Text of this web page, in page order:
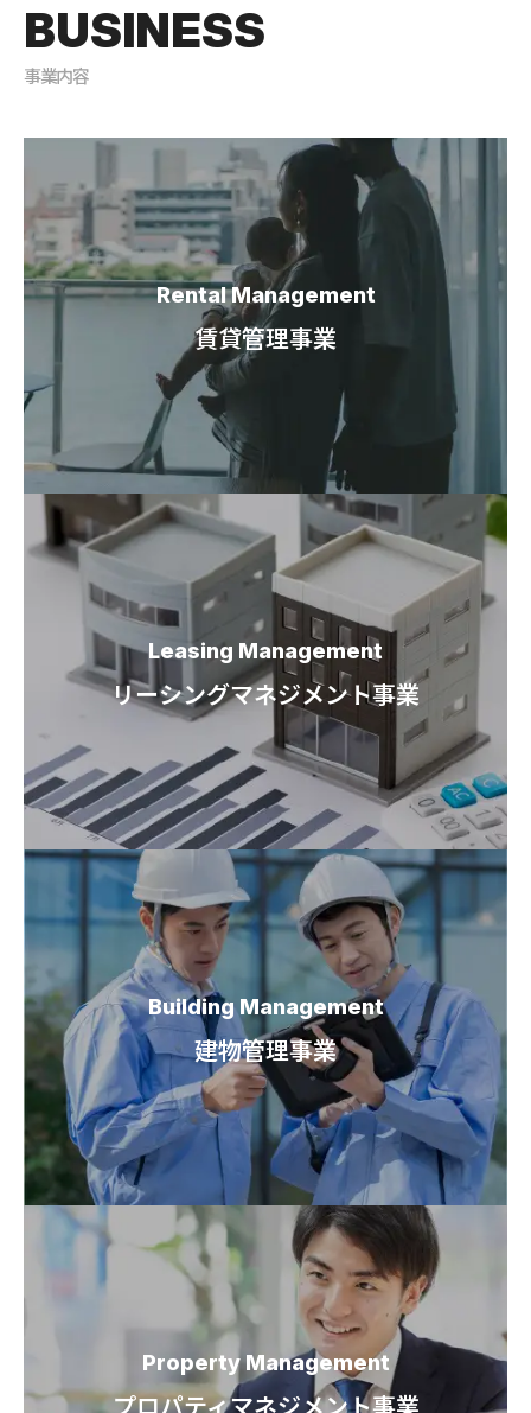
BUSINESS
事業内容
Rental Management
賃貸管理事業
Leasing Management
リーシングマネジメント事業
Building Management
建物管理事業
Property Management
プロパティマネジメント事業